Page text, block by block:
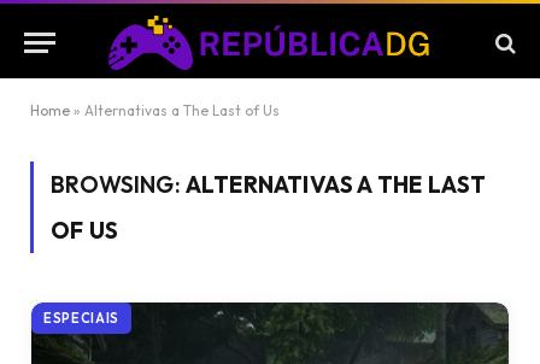
Home » Alternativas a The Last of Us
BROWSING: ALTERNATIVAS A THE LAST
OF US
ESPECIAIS